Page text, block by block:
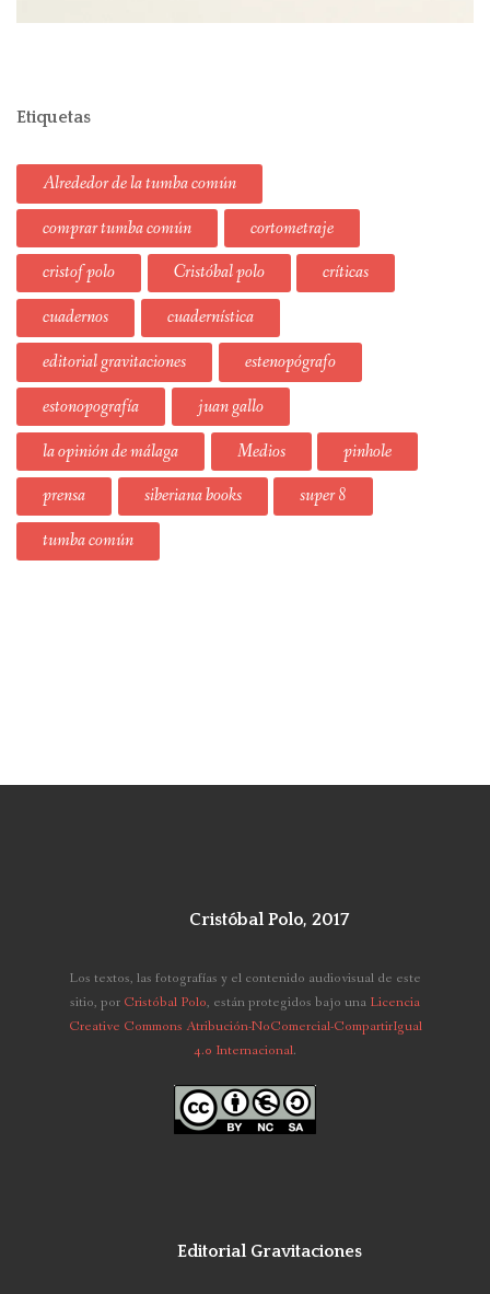
Etiquetas
Alrededor de la tumba común
comprar tumba común
cortometraje
cristof polo
Cristóbal polo
críticas
cuadernos
cuadernística
editorial gravitaciones
estenopógrafo
estonopografía
juan gallo
la opinión de málaga
Medios
pinhole
prensa
siberiana books
super 8
tumba común
Cristóbal Polo, 2017
Los textos, las fotografías y el contenido audiovisual de este
sitio, por Cristóbal Polo, están protegidos bajo una Licencia
Creative Commons Atribución-NoComercial-CompartirIgual
4.0 Internacional.
Editorial Gravitaciones